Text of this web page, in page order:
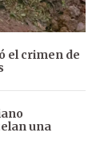
el crimen de
una